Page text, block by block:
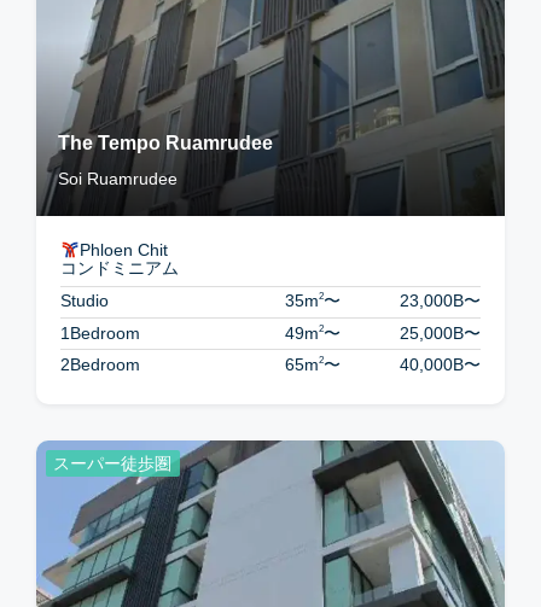
The Tempo Ruamrudee
Soi Ruamrudee
Phloen Chit
コンドミニアム
Studio
35m2〜 23,000B〜
1Bedroom
49m2〜 25,000B〜
2Bedroom
65m2〜 40,000B〜
スーパー徒歩圏